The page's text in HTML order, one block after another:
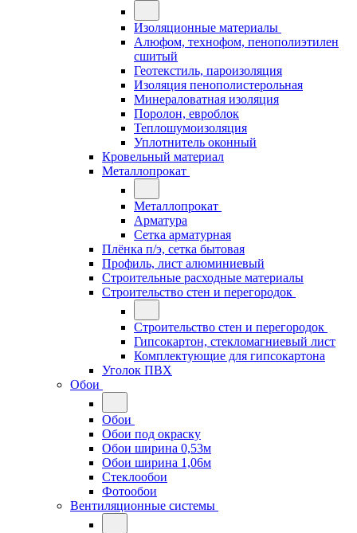
Изоляционные материалы
Алюфом, технофом, пенополиэтилен
сшитый
Геотекстиль, пароизоляция
Изоляция пенополистерольная
Минераловатная изоляция
Поролон, евроблок
Теплошумоизоляция
Уплотнитель оконный
Кровельный материал
Металлопрокат
Металлопрокат
Арматура
Сетка арматурная
Плёнка п/э, сетка бытовая
Профиль, лист алюминиевый
Строительные расходные материалы
Строительство стен и перегородок
Строительство стен и перегородок
Гипсокартон, стекломагниевый лист
Комплектующие для гипсокартона
Уголок ПВХ
Обои
Обои
Обои под окраску
Обои ширина 0,53м
Обои ширина 1,06м
Стеклообои
Фотообои
Вентиляционные системы